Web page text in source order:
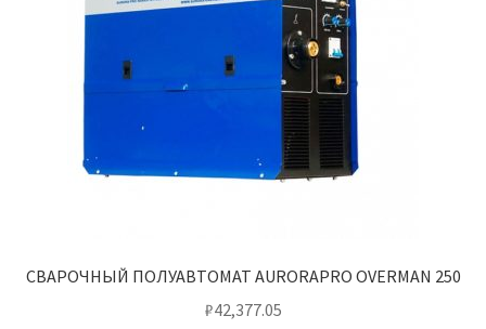
СВАРОЧНЫЙ ПОЛУАВТОМАТ AURORAPRO OVERMAN 250
₽42,377.05